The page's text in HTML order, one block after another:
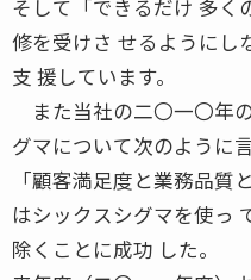
そして「できるだけ 多く
修を受けさ せるようにし
支 援しています。
また当社の二〇一〇年
グマについて次のように
「顧客満足度と業務品質
はシックスシグマを使っ
除くことに成功 した。